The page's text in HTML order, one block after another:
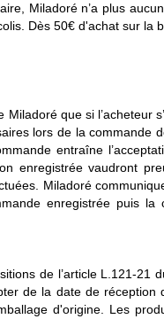
Miladoré n’a plus
Dès 50€ d'achat sur la
que si l’acheteur
lors de la commande
entraîne
enregistrée vaudront
Miladoré
enregistrée puis
de l’article L.121-21
de la date de
d'origine. Les